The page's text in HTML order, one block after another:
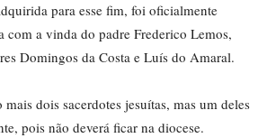
para esse fim, foi oficialmente
com a vinda do padre Frederico Lemos,
Domingos da Costa e Luís do Amaral.
dois sacerdotes jesuítas, mas um deles
pois não deverá ficar na diocese.